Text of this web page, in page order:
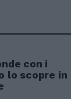
con i
lo scopre in